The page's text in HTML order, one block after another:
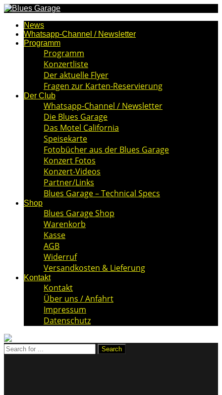
News
Whatsapp-Channel / Newsletter
Programm
Programm
Konzertliste
Der aktuelle Flyer
Fragen zur Karten-Reservierung
Der Club
Whatsapp-Channel / Newsletter
Die Blues Garage
Das Motel California
Speisekarte
Fotobücher aus der Blues Garage
Konzert Fotos
Konzert-Videos
Partner/Links
Blues Garage – Technical Specs
Shop
Blues Garage Shop
Warenkorb
Kasse
AGB
Widerruf
Versandkosten & Lieferung
Kontakt
Kontakt
Über uns / Anfahrt
Impressum
Datenschutz